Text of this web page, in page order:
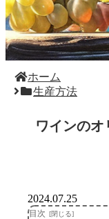
ホーム
生産方法
ワインの
2024.07.25
目次